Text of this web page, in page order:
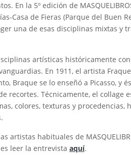
En la 5º edición de
Casa de Fieras (Parque del Buen
una de esas disciplinas mixtas y
artísticas históricamente
En 1911, el artista
Braque se lo enseñó a Picasso, y
recortes. Técnicamente, el collage
colores, texturas y
artistas habituales de
leer la entrevista aquí.